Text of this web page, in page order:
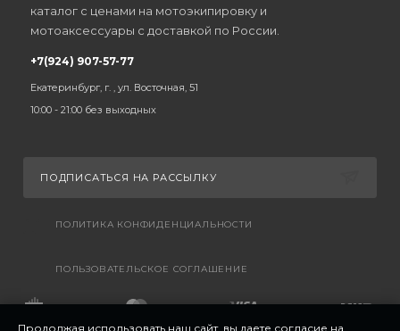
каталог с ценами на мотоэкипировку и
мотоаксессуары с доставкой по России.
+7(924) 907-57-77
Екатеринбург, г. , ул. Восточная, 51
10:00 - 21:00 без выходных
ПОДПИСАТЬСЯ НА РАССЫЛКУ
ПОЛИТИКА КОНФИДЕНЦИАЛЬНОСТИ
ПОЛЬЗОВАТЕЛЬСКОЕ СОГЛАШЕНИЕ
Продолжая использовать наш сайт, вы даете согласие на